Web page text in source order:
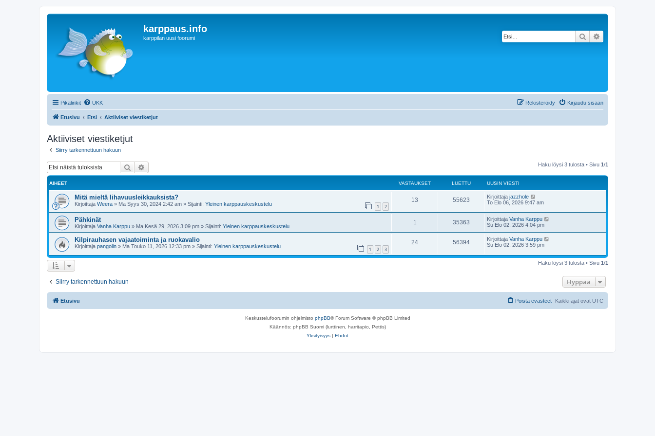
karppaus.info
karppilan uusi foorumi Etsi
Pikalinkit UKK Kirjaudu sisään
Rekisteröidy
Etusivu Etsi Aktiiviset viestiketjut
Aktiiviset viestiketjut
Siirry tarkennettuun hakuun
Etsi Haku löysi 3 tulosta • Sivu 1/1
AIHEET VASTAUKSET LUETTU UUSIN VIESTI
Mitä mieltä lihavuusleikkauksista?
Kirjoittaja Weera » Ma Syys 30, 2024 2:42 am » Sijainti: Yleinen karppauskeskustelu 1 2
13 55623 Kirjoittaja jazzhole
To Elo 06, 2026 9:47 am
Pähkinät
Kirjoittaja Vanha Karppu » Ma Kesä 29, 2026 3:09 pm » Sijainti: Yleinen karppauskeskustelu
1 35363 Kirjoittaja Vanha Karppu
Su Elo 02, 2026 4:04 pm
Kilpirauhasen vajaatoiminta ja ruokavalio
Kirjoittaja pangolin » Ma Touko 11, 2026 12:33 pm » Sijainti: Yleinen karppauskeskustelu 1 2 3
24 56394 Kirjoittaja Vanha Karppu
Su Elo 02, 2026 3:59 pm
Haku löysi 3 tulosta • Sivu 1/1
Siirry tarkennettuun hakuun Hyppää
Etusivu Kaikki ajat ovat UTC
Poista evästeet
Keskustelufoorumin ohjelmisto phpBB® Forum Software © phpBB Limited
Käännös: phpBB Suomi (lurttinen, harritapio, Pettis)
Yksityisyys | Ehdot